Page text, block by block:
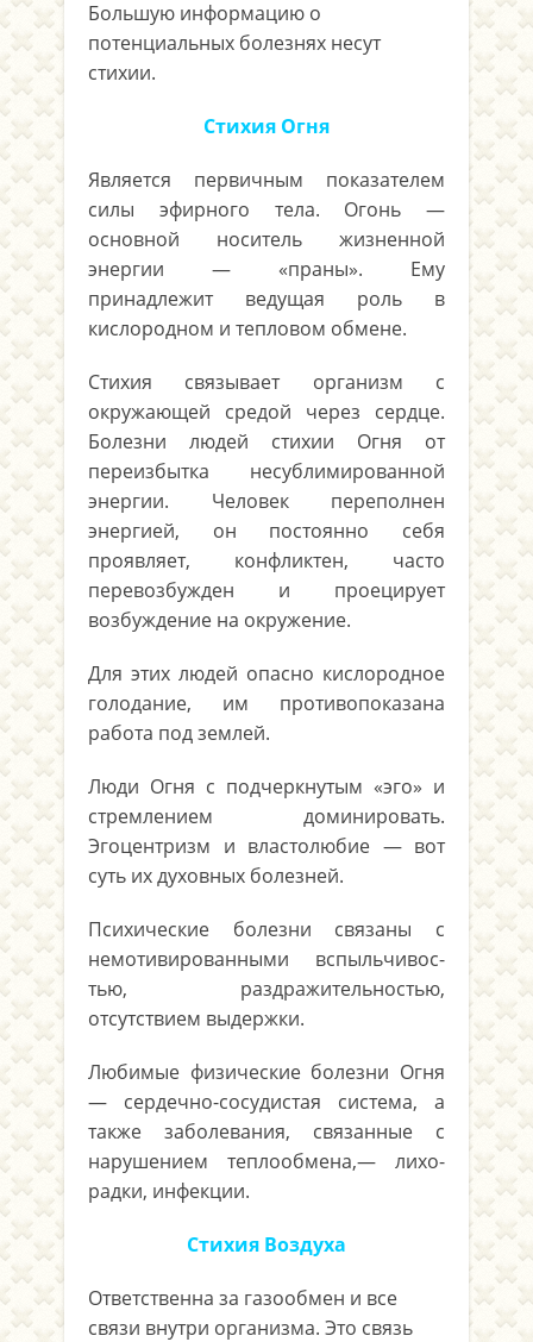
Большую информацию о
потенциальных болезнях несут
стихии.
Стихия Огня
Является первичным показателем
силы эфирного тела. Огонь —
основной носитель жизненной
энергии — «праны». Ему
принадлежит ведущая роль в
кислородном и тепловом обмене.
Стихия связывает организм с
окружающей средой через сердце.
Бо­лезни людей стихии Огня от
переизбытка несублимированной
энергии. Человек переполнен
энергией, он постоянно себя
проявляет, конфлик­тен, часто
перевозбужден и проецирует
возбуждение на окружение.
Для этих людей опасно кислородное
голодание, им противопока­зана
работа под землей.
Люди Огня с подчеркнутым «эго» и
стремлением доминировать.
Эгоцентризм и властолюбие — вот
суть их духовных болезней.
Психические болезни связаны с
немотивированными вспыльчивос­
тью, раздражительностью,
отсутствием выдержки.
Любимые физические болезни Огня
— сердечно-сосудистая система, а
также заболевания, связанные с
нарушением теплообмена,— лихо­
радки, инфекции.
Стихия Воздуха
Ответственна за газообмен и все
связи внутри организма. Это связь